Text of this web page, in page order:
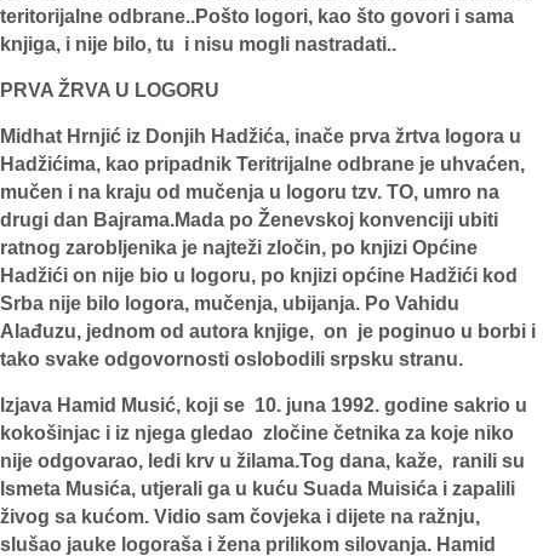
teritorijalne odbrane..Pošto logori, kao što govori i sama
knjiga, i nije bilo, tu i nisu mogli nastradati..
PRVA ŽRVA U LOGORU
Midhat Hrnjić iz Donjih Hadžića, inače prva žrtva logora u
Hadžićima, kao pripadnik Teritrijalne odbrane je uhvaćen,
mučen i na kraju od mučenja u logoru tzv. TO, umro na
drugi dan Bajrama.Mada po Ženevskoj konvenciji ubiti
ratnog zarobljenika je najteži zločin, po knjizi Općine
Hadžići on nije bio u logoru, po knjizi općine Hadžići kod
Srba nije bilo logora, mučenja, ubijanja. Po Vahidu
Alađuzu, jednom od autora knjige, on je poginuo u borbi i
tako svake odgovornosti oslobodili srpsku stranu.
Izjava Hamid Musić, koji se 10. juna 1992. godine sakrio u
kokošinjac i iz njega gledao zločine četnika za koje niko
nije odgovarao, ledi krv u žilama.Tog dana, kaže, ranili su
Ismeta Musića, utjerali ga u kuću Suada Muisića i zapalili
živog sa kućom. Vidio sam čovjeka i dijete na ražnju,
slušao jauke logoraša i žena prilikom silovanja. Hamid